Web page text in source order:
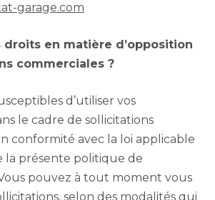
garage.com
droits en matière d’opposition
commerciales ?
d’utiliser vos
le cadre de sollicitations
conformité avec la loi applicable
la présente politique de
pouvez à tout moment vous
selon des modalités qui